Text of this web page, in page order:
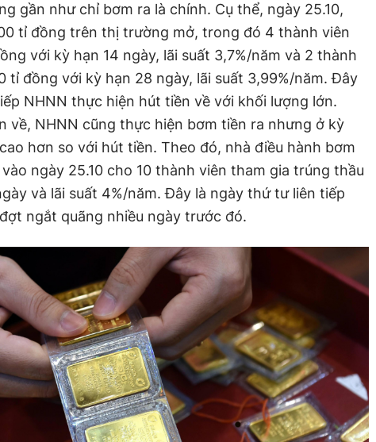
gần như chỉ bơm ra là chính. Cụ thể, ngày 25.10,
tỉ đồng trên thị trường mở, trong đó 4 thành viên
với kỳ hạn 14 ngày, lãi suất 3,7%/năm và 2 thành
tỉ đồng với kỳ hạn 28 ngày, lãi suất 3,99%/năm. Đây
NHNN thực hiện hút tiền về với khối lượng lớn.
về, NHNN cũng thực hiện bơm tiền ra nhưng ở kỳ
hơn so với hút tiền. Theo đó, nhà điều hành bơm
ngày 25.10 cho 10 thành viên tham gia trúng thầu
và lãi suất 4%/năm. Đây là ngày thứ tư liên tiếp
ngắt quãng nhiều ngày trước đó.